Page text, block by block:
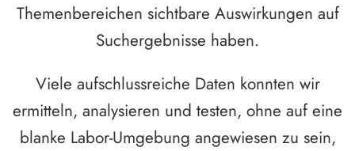
Themenbereichen sichtbare Auswirkungen auf
Suchergebnisse haben.
Viele aufschlussreiche Daten konnten wir
ermitteln, analysieren und testen, ohne auf eine
blanke Labor-Umgebung angewiesen zu sein,